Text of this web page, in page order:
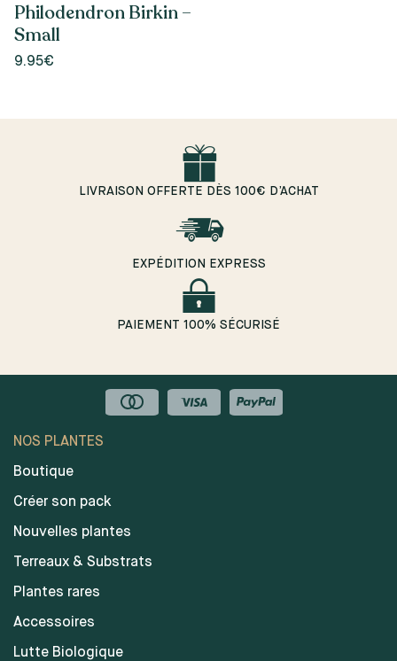
Philodendron Birkin –
Small
9.95€
LIVRAISON OFFERTE DÈS 100€ D’ACHAT
EXPÉDITION EXPRESS
PAIEMENT 100% SÉCURISÉ
NOS PLANTES
Boutique
Créer son pack
Nouvelles plantes
Terreaux & Substrats
Plantes rares
Accessoires
Lutte Biologique